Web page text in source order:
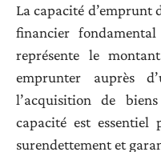
La capacité d’emprunt
financier
représente le
emprunter auprès
l’acquisition de
capacité est
surendettement et